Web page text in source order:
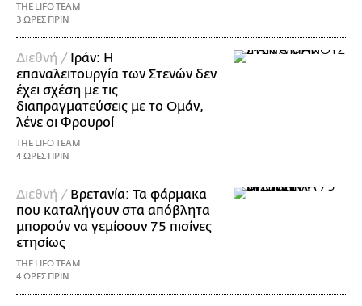
THE LIFO TEAM
3 ΩΡΕΣ ΠΡΙΝ
Διεθνή / Ιράν: Η
επαναλειτουργία των Στενών δεν
έχει σχέση με τις
διαπραγματεύσεις με το Ομάν,
λένε οι Φρουροί
THE LIFO TEAM
4 ΩΡΕΣ ΠΡΙΝ
Διεθνή / Βρετανία: Τα φάρμακα
που καταλήγουν στα απόβλητα
μπορούν να γεμίσουν 75 πισίνες
ετησίως
THE LIFO TEAM
4 ΩΡΕΣ ΠΡΙΝ